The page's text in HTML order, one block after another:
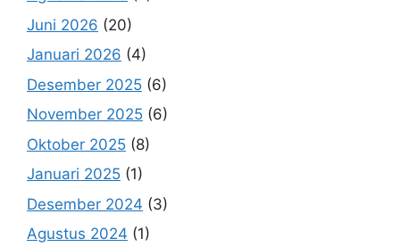
Juni 2026 (20)
Januari 2026 (4)
Desember 2025 (6)
November 2025 (6)
Oktober 2025 (8)
Januari 2025 (1)
Desember 2024 (3)
Agustus 2024 (1)